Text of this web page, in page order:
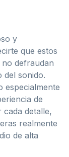
y
que estos
defraudan
del sonido.
especialmente
de
cada detalle,
realmente
de alta